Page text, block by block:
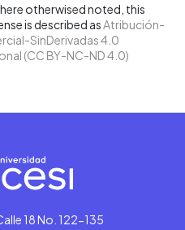
otherwised noted, this
is described asAtribución-
SinDerivadas 4.0
(CC BY-NC-ND 4.0)
18 No. 122-135